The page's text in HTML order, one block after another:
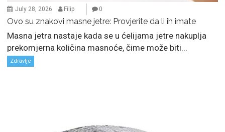
July 28, 2026 Filip 0
Ovo su znakovi masne jetre: Provjerite da li ih imate
Masna jetra nastaje kada se u ćelijama jetre nakuplja
prekomjerna količina masnoće, čime može biti...
Zdravlje